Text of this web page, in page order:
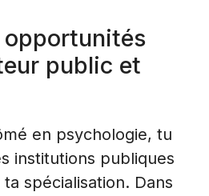
public et
en psychologie, tu
institutions publiques
spécialisation. Dans